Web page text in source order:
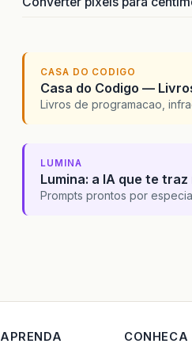
CASA DO CODIGO
Casa do Codigo —
Livros de programacao,
LUMINA
Lumina: a IA que te
Prompts prontos por
APRENDA CONHECA